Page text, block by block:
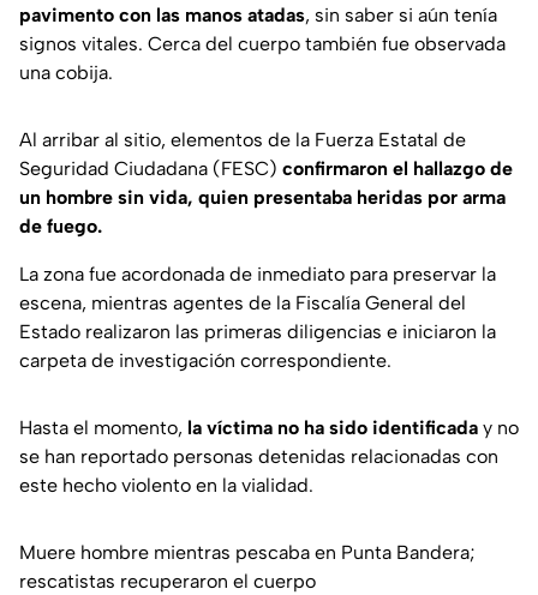
pavimento con las manos atadas, sin saber si aún tenía
signos vitales. Cerca del cuerpo también fue observada
una cobija.
Al arribar al sitio, elementos de la Fuerza Estatal de
Seguridad Ciudadana (FESC) confirmaron el hallazgo de
un hombre sin vida, quien presentaba heridas por arma
de fuego.
La zona fue acordonada de inmediato para preservar la
escena, mientras agentes de la Fiscalía General del
Estado realizaron las primeras diligencias e iniciaron la
carpeta de investigación correspondiente.
Hasta el momento, la víctima no ha sido identificada y no
se han reportado personas detenidas relacionadas con
este hecho violento en la vialidad.
Muere hombre mientras pescaba en Punta Bandera;
rescatistas recuperaron el cuerpo